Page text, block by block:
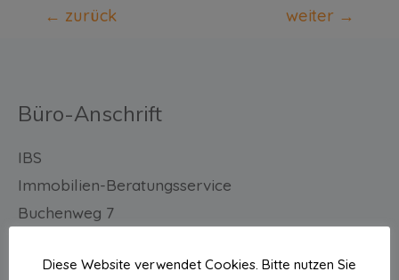
← zurück weiter →
Büro-Anschrift
IBS
Immobilien-Beratungsservice
Buchenweg 7
Diese Website verwendet Cookies. Bitte nutzen Sie